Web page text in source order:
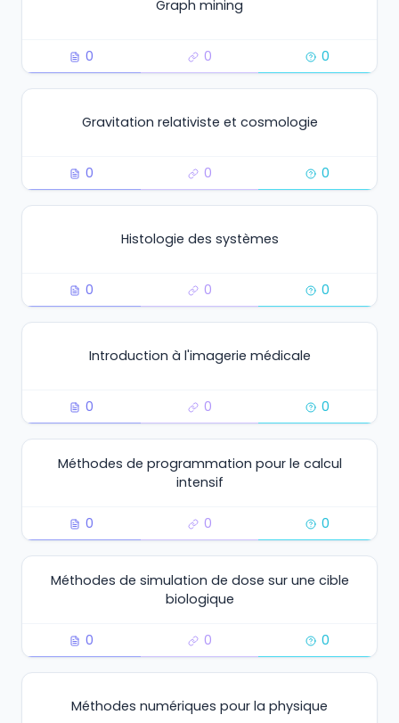
Graph mining
0 0 0
Gravitation relativiste et cosmologie
0 0 0
Histologie des systèmes
0 0 0
Introduction à l'imagerie médicale
0 0 0
Méthodes de programmation pour le calcul
intensif
0 0 0
Méthodes de simulation de dose sur une cible
biologique
0 0 0
Méthodes numériques pour la physique